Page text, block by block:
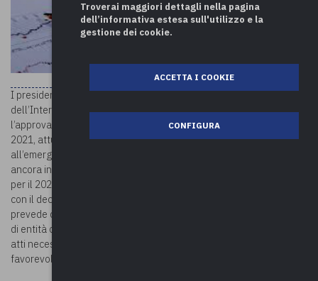
I presidenti nazionali di ANCI e UPI hanno chiesto al Ministro
dell’Interno, Luciana Lamorgese, di prorogare il termine per
l’approvazione del bilancio di previsione degli enti locali per l’anno
2021, attualmente fissato al 31 marzo 2021. La richiesta è legata
all’emergenza sanitaria in corso, in quadro complessivamente
ancora incerto sul versante delle risorse effettivamente disponibili
per il 2021, che dovrebbe trovare auspicabilmente sistemazione
con il decreto Sostegni di prossima emanazione. La richiesta
prevede di posticipare i termini di approvazione del bilancio, anche
di entità contenuta, al fine di consentire agli enti di predisporre gli
atti necessari in un contesto finanziario ed operativo più
favorevole.
Troverai maggiori dettagli nella pagina
dell’informativa estesa sull'utilizzo e la
gestione dei cookie.
ACCETTA I COOKIE
CONFIGURA